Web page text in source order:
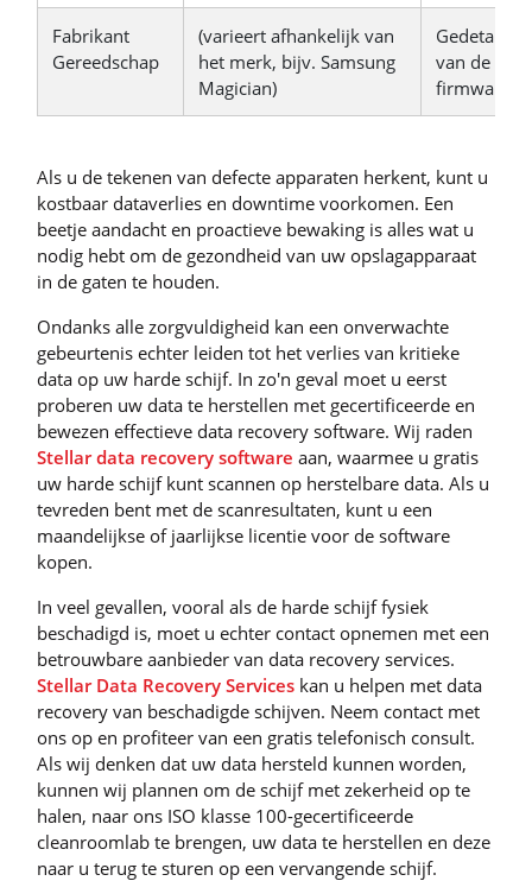
Fabrikant
Gereedschap
(varieert afhankelijk van
het merk, bijv. Samsung
Magician)
van de
firmware-
Als u de tekenen van defecte apparaten herkent, kunt u
kostbaar dataverlies en downtime voorkomen. Een
beetje aandacht en proactieve bewaking is alles wat u
nodig hebt om de gezondheid van uw opslagapparaat
in de gaten te houden.
Ondanks alle zorgvuldigheid kan een onverwachte
gebeurtenis echter leiden tot het verlies van kritieke
data op uw harde schijf. In zo'n geval moet u eerst
proberen uw data te herstellen met gecertificeerde en
bewezen effectieve data recovery software. Wij raden
Stellar data recovery software aan, waarmee u gratis
uw harde schijf kunt scannen op herstelbare data. Als u
tevreden bent met de scanresultaten, kunt u een
maandelijkse of jaarlijkse licentie voor de software
kopen.
In veel gevallen, vooral als de harde schijf fysiek
beschadigd is, moet u echter contact opnemen met een
betrouwbare aanbieder van data recovery services.
Stellar Data Recovery Services kan u helpen met data
recovery van beschadigde schijven. Neem contact met
ons op en profiteer van een gratis telefonisch consult.
Als wij denken dat uw data hersteld kunnen worden,
kunnen wij plannen om de schijf met zekerheid op te
halen, naar ons ISO klasse 100-gecertificeerde
cleanroomlab te brengen, uw data te herstellen en deze
naar u terug te sturen op een vervangende schijf.